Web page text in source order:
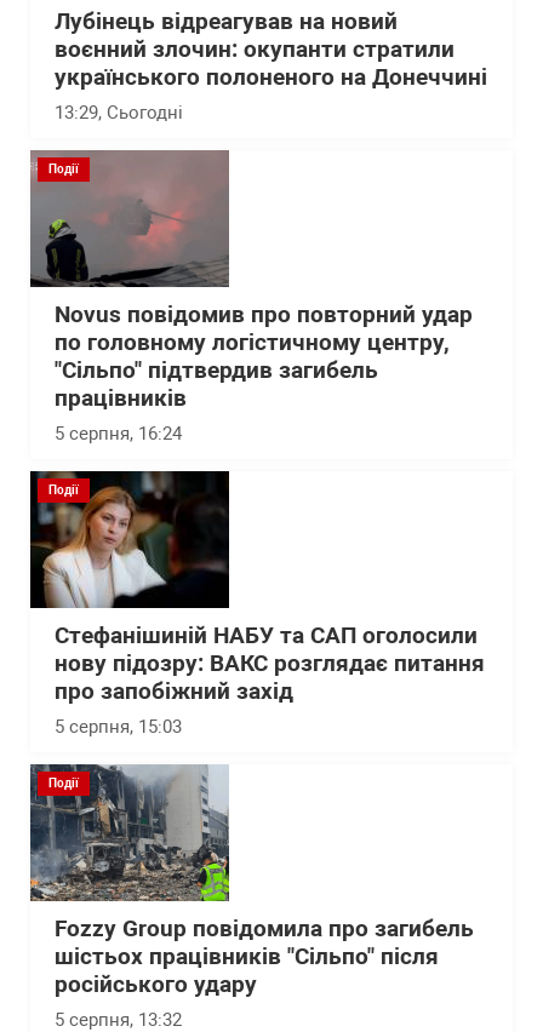
Лубінець відреагував на новий
воєнний злочин: окупанти стратили
українського полоненого на Донеччині
13:29, Сьогодні
Події
Novus повідомив про повторний удар
по головному логістичному центру,
"Сільпо" підтвердив загибель
працівників
5 серпня, 16:24
Події
Стефанішиній НАБУ та САП оголосили
нову підозру: ВАКС розглядає питання
про запобіжний захід
5 серпня, 15:03
Події
Fozzy Group повідомила про загибель
шістьох працівників "Сільпо" після
російського удару
5 серпня, 13:32